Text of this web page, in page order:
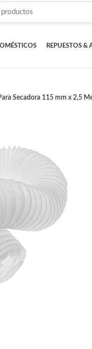
REPUESTOS &
Secadora 115 mm x 2,5